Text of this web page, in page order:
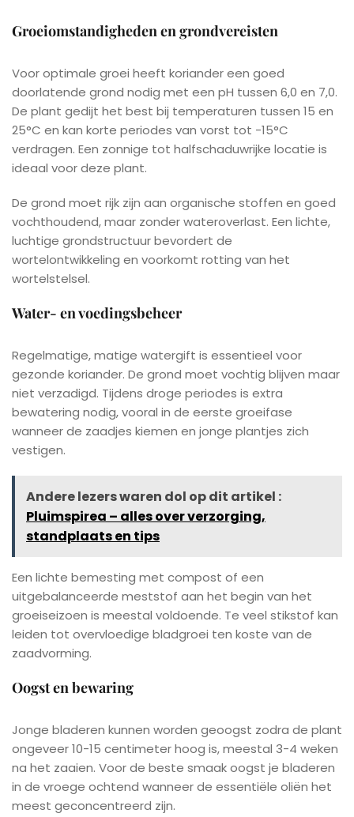
Groeiomstandigheden en grondvereisten
Voor optimale groei heeft koriander een goed
doorlatende grond nodig met een pH tussen 6,0 en 7,0.
De plant gedijt het best bij temperaturen tussen 15 en
25°C en kan korte periodes van vorst tot -15°C
verdragen. Een zonnige tot halfschaduwrijke locatie is
ideaal voor deze plant.
De grond moet rijk zijn aan organische stoffen en goed
vochthoudend, maar zonder wateroverlast. Een lichte,
luchtige grondstructuur bevordert de
wortelontwikkeling en voorkomt rotting van het
wortelstelsel.
Water- en voedingsbeheer
Regelmatige, matige watergift is essentieel voor
gezonde koriander. De grond moet vochtig blijven maar
niet verzadigd. Tijdens droge periodes is extra
bewatering nodig, vooral in de eerste groeifase
wanneer de zaadjes kiemen en jonge plantjes zich
vestigen.
Andere lezers waren dol op dit artikel :
Pluimspirea – alles over verzorging,
standplaats en tips
Een lichte bemesting met compost of een
uitgebalanceerde meststof aan het begin van het
groeiseizoen is meestal voldoende. Te veel stikstof kan
leiden tot overvloedige bladgroei ten koste van de
zaadvorming.
Oogst en bewaring
Jonge bladeren kunnen worden geoogst zodra de plant
ongeveer 10-15 centimeter hoog is, meestal 3-4 weken
na het zaaien. Voor de beste smaak oogst je bladeren
in de vroege ochtend wanneer de essentiële oliën het
meest geconcentreerd zijn.